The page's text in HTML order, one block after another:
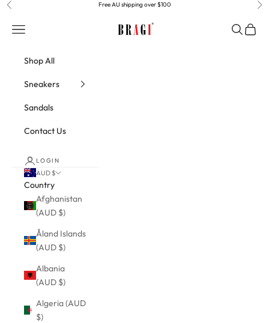
Skip to content
Previous Free AU shipping over $100
BRAGI
Navigation menu Search
Cart
Shop All
Sneakers
Sandals
Contact Us
LOGIN
AUD $
Country
Afghanistan
(AUD $)
Åland Islands
(AUD $)
Albania
(AUD $)
Algeria (AUD
$)